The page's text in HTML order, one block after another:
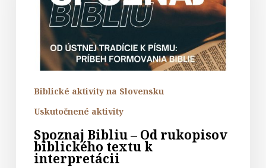
rukopisov
biblického
interpretácii
Biblické aktivity na Slovensku
Uskutočnené aktivity
Spoznaj Bibliu – Od rukopisov
biblického textu k
interpretácii